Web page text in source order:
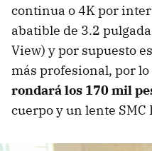
continua o 4K por
abatible de 3.2
View) y por supuesto
más profesional, por lo
rondará los 170 mil
cuerpo y un lente SMC